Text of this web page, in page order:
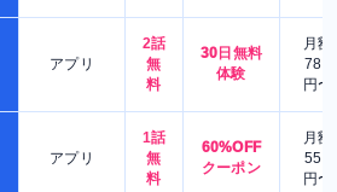
アプリ
2話
無
料
30日無料
体験
月額
780
円〜
アプリ
1話
無
料
60%OFF
クーポン
月額
550
円〜